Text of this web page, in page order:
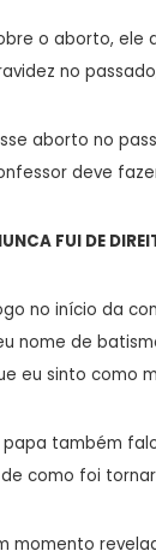
o aborto, ele
no
aborto no
deve
FUI DE
no início da
nome de
eu sinto como
papa também
como foi
momento